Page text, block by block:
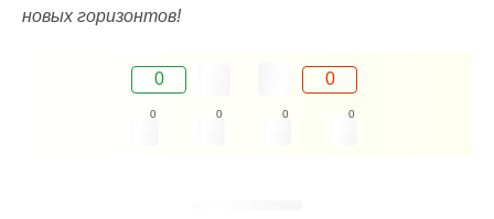
новых горизонтов!
0 0
0 0 0 0